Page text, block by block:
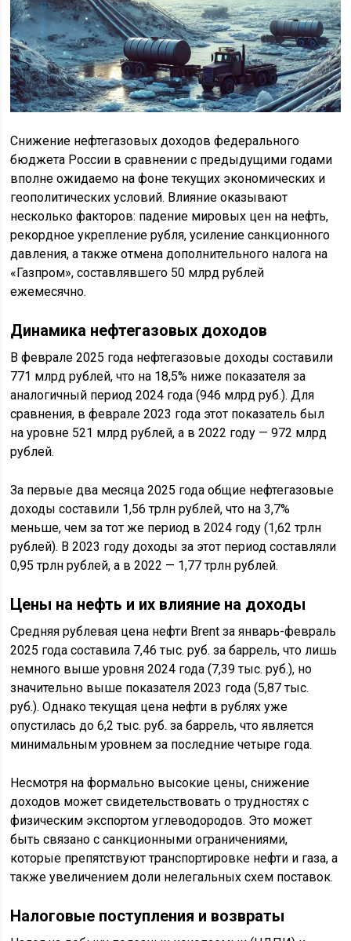
Снижение нефтегазовых доходов федерального
бюджета России в сравнении с предыдущими годами
вполне ожидаемо на фоне текущих экономических и
геополитических условий. Влияние оказывают
несколько факторов: падение мировых цен на нефть,
рекордное укрепление рубля, усиление санкционного
давления, а также отмена дополнительного налога на
«Газпром», составлявшего 50 млрд рублей
ежемесячно.
Динамика нефтегазовых доходов
В феврале 2025 года нефтегазовые доходы составили
771 млрд рублей, что на 18,5% ниже показателя за
аналогичный период 2024 года (946 млрд руб.). Для
сравнения, в феврале 2023 года этот показатель был
на уровне 521 млрд рублей, а в 2022 году — 972 млрд
рублей.
За первые два месяца 2025 года общие нефтегазовые
доходы составили 1,56 трлн рублей, что на 3,7%
меньше, чем за тот же период в 2024 году (1,62 трлн
рублей). В 2023 году доходы за этот период составляли
0,95 трлн рублей, а в 2022 — 1,77 трлн рублей.
Цены на нефть и их влияние на доходы
Средняя рублевая цена нефти Brent за январь-февраль
2025 года составила 7,46 тыс. руб. за баррель, что лишь
немного выше уровня 2024 года (7,39 тыс. руб.), но
значительно выше показателя 2023 года (5,87 тыс.
руб.). Однако текущая цена нефти в рублях уже
опустилась до 6,2 тыс. руб. за баррель, что является
минимальным уровнем за последние четыре года.
Несмотря на формально высокие цены, снижение
доходов может свидетельствовать о трудностях с
физическим экспортом углеводородов. Это может
быть связано с санкционными ограничениями,
которые препятствуют транспортировке нефти и газа, а
также увеличением доли нелегальных схем поставок.
Налоговые поступления и возвраты